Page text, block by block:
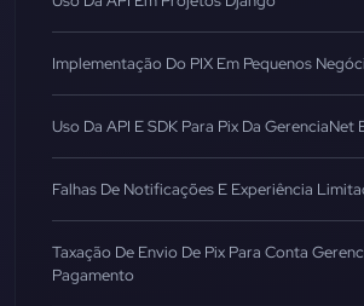
Implementação Do PIX Em Pequenos
Uso Da API E SDK Para Pix Da GerenciaNet
Falhas De Notificações E Experiência
Taxação De Envio De Pix Para Conta
Pagamento